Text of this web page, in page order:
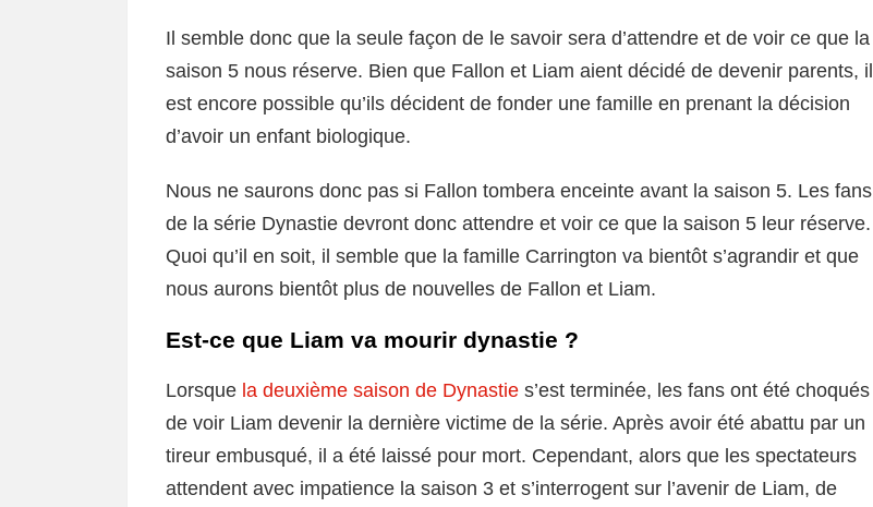
Il semble donc que la seule façon de le savoir sera d’attendre et de voir ce que la
saison 5 nous réserve. Bien que Fallon et Liam aient décidé de devenir parents, il
est encore possible qu’ils décident de fonder une famille en prenant la décision
d’avoir un enfant biologique.
Nous ne saurons donc pas si Fallon tombera enceinte avant la saison 5. Les fans
de la série Dynastie devront donc attendre et voir ce que la saison 5 leur réserve.
Quoi qu’il en soit, il semble que la famille Carrington va bientôt s’agrandir et que
nous aurons bientôt plus de nouvelles de Fallon et Liam.
Est-ce que Liam va mourir dynastie ?
Lorsque la deuxième saison de Dynastie s’est terminée, les fans ont été choqués
de voir Liam devenir la dernière victime de la série. Après avoir été abattu par un
tireur embusqué, il a été laissé pour mort. Cependant, alors que les spectateurs
attendent avec impatience la saison 3 et s’interrogent sur l’avenir de Liam, de